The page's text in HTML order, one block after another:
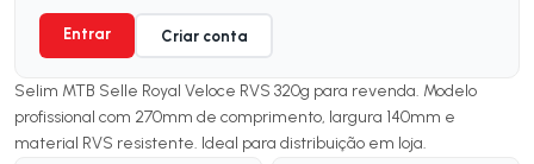
Entrar Criar conta
Selim MTB Selle Royal Veloce RVS 320g para revenda. Modelo
profissional com 270mm de comprimento, largura 140mm e
material RVS resistente. Ideal para distribuição em loja.